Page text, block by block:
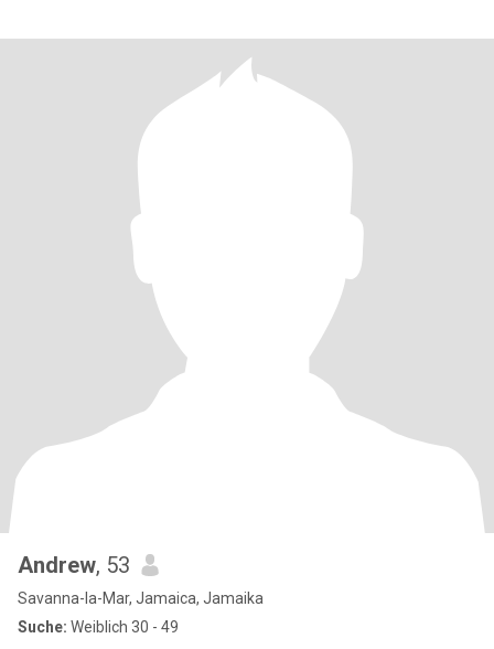
Andrew, 53
Savanna-la-Mar, Jamaica, Jamaika
Suche: Weiblich 30 - 49